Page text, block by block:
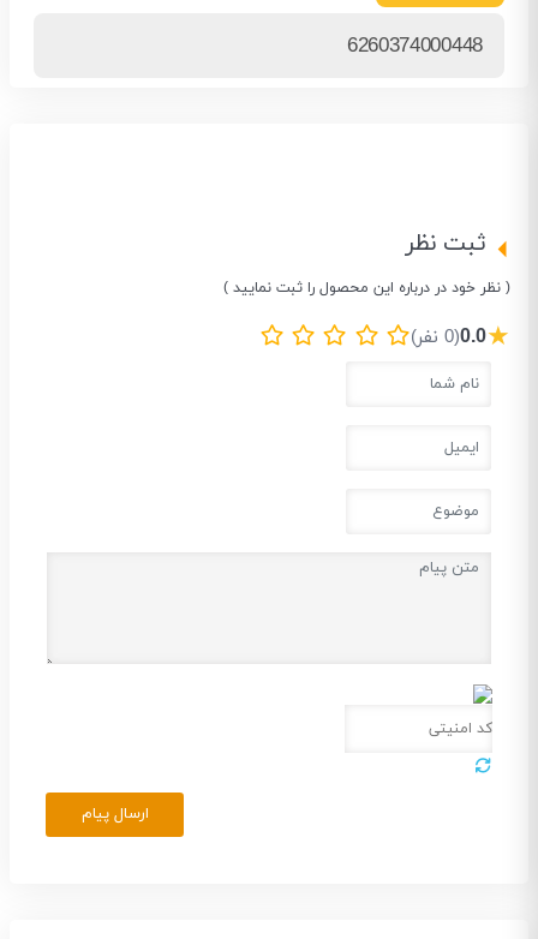
6260374000448
ثبت نظر
( نظر خود در درباره این محصول را ثبت نمایید )
★
0.0(0 نفر)
ارسال پیام